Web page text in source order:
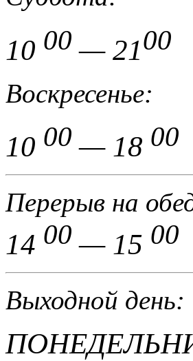
10 00 — 2100
Воскресенье:
10 00 — 18 00
Перерыв на
14 00 — 15 00
Выходной день: